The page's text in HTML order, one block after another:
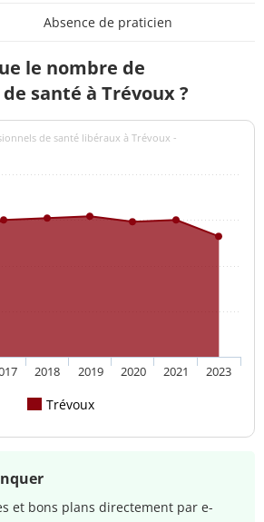
Absence de praticien
le nombre de
santé à Trévoux ?
de santé libéraux à Trévoux -
Trévoux
2018 2019 2020 2021 2023
et bons plans directement par e-